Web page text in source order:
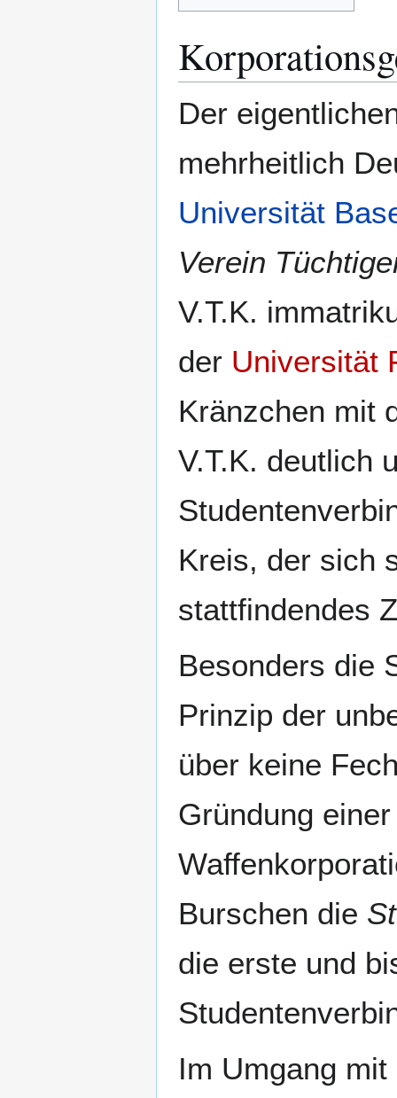
Der
mehrheitlich
Universität
Verein
V.T.K.
der Universität
Kränzchen mit
V.T.K. deutlich
Kreis, der sich
stattfindendes
Besonders die
Prinzip der
über keine
Gründung
Burschen die
die erste und
Im Umgang